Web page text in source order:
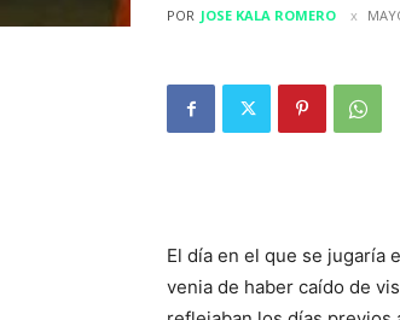
POR JOSE KALA ROMERO
El día en el que se jugaría
venia de haber caído de